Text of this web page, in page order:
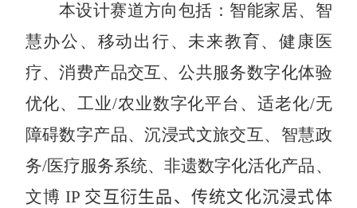
本设计赛道方向包括：智能家居、智
慧办公、移动出行、未来教育、健康医
疗、消费产品交互、公共服务数字化体验
优化、工业/农业数字化平台、适老化/无
障碍数字产品、沉浸式文旅交互、智慧政
务/医疗服务系统、非遗数字化活化产品、
文博IP 交互衍生品、传统文化沉浸式体